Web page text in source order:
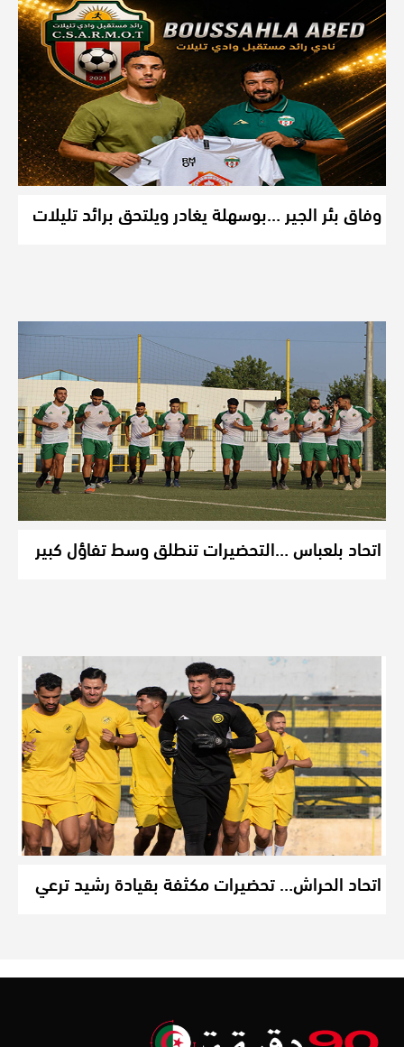
وفاق بئر الجير …بوسهلة يغادر ويلتحق برائد تليلات
اتحاد بلعباس …التحضيرات تنطلق وسط تفاؤل كبير
اتحاد الحراش… تحضيرات مكثفة بقيادة رشيد ترعي